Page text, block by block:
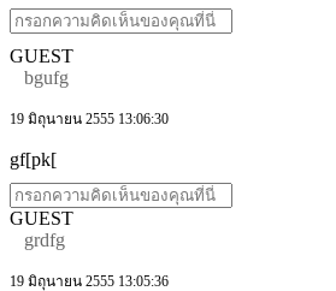
GUEST
bgufg
19 มิถุนายน 2555 13:06:30
gf[pk[
GUEST
grdfg
19 มิถุนายน 2555 13:05:36